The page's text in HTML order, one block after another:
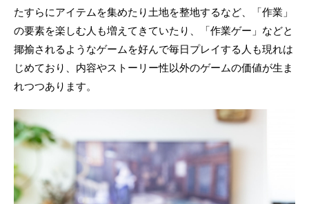
たすらにアイテムを集めたり土地を整地するなど、「作業」
の要素を楽しむ人も増えてきていたり、「作業ゲー」などと
揶揄されるようなゲームを好んで毎日プレイする人も現れは
じめており、内容やストーリー性以外のゲームの価値が生ま
れつつあります。